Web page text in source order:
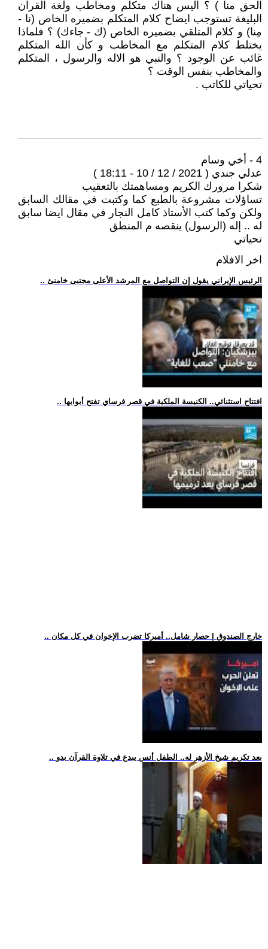
الحق منا ) ؟ اليس هناك متكلم ومخاطب ولغة القرآن
البليغة تستوجب ايضاح كلام المتكلم بضميره الخاص (نا -
مِنا) و كلام المتلقي بضميره الخاص (ك - جاءك) ؟ فلماذا
يختلط كلام المتكلم مع المخاطب و كأن الله المتكلم
غائب عن الوجود ؟ والنبي هو الاله والرسول ، المتكلم
والمخاطب بنفس الوقت ؟
تحياتي للكاتب .
4 - أخي وسام
عدلي جندي ( 2021 / 12 / 10 - 18:11 )
شكرا مرورك الكريم ومساهمتك بالتعقيب
تساؤلات مشروعة بالطبع كما وكتبت في مقالك السابق
ولكن وكما كتب الأستاذ كامل النجار في مقال ايضا سابق
له .. إله (الرسول) ينقصه م المنطق
تحياتي
اخر الافلام
.. الرئيس الإيراني يقول إن التواصل مع المرشد الأعلى مجتبى خامنئ
.. افتتاح استثنائي.. الكنيسة الملكية في قصر فرساي تفتح أبوابها
.. خارج الصندوق | حصار شامل.. أميركا تضرب الإخوان في كل مكان
.. بعد تكريم شيخ الأزهر له.. الطفل أنس يبدع في تلاوة القرآن بدو